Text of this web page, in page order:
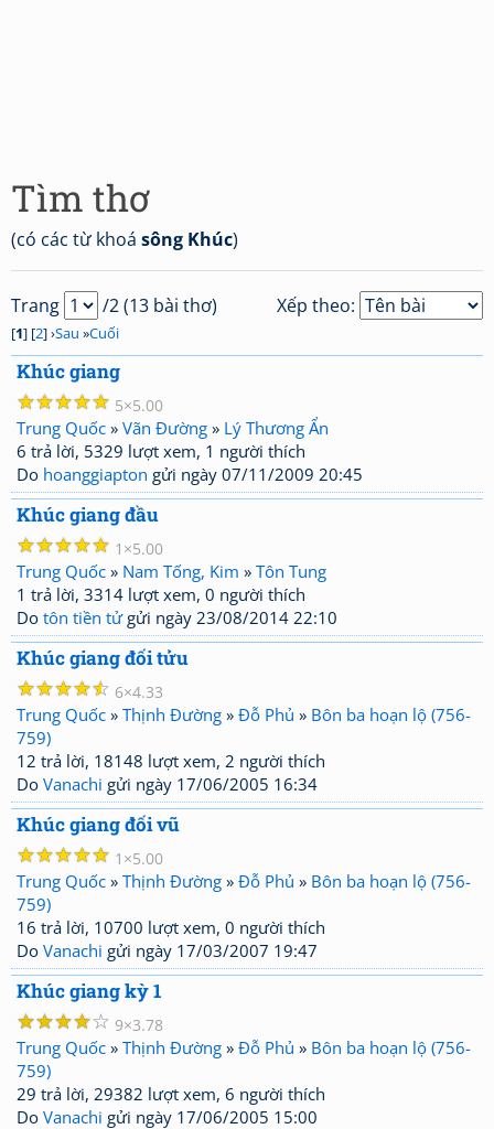
Tìm thơ
(có các từ khoá sông Khúc)
Xếp theo:
Trang /2 (13 bài thơ)
[1] [2] ›Sau »Cuối
Khúc giang
☆
☆
☆
☆
☆ 5 5.00
Trung Quốc » Vãn Đường » Lý Thương Ẩn
6 trả lời, 5329 lượt xem, 1 người thích
Do hoanggiapton gửi ngày 07/11/2009 20:45
Khúc giang đầu
☆
☆
☆
☆
☆ 1 5.00
Trung Quốc » Nam Tống, Kim » Tôn Tung
1 trả lời, 3314 lượt xem, 0 người thích
Do tôn tiền tửgửi ngày 23/08/2014 22:10
Khúc giang đối tửu
☆
☆
☆
☆
☆ 6 4.33
Trung Quốc » Thịnh Đường » Đỗ Phủ » Bôn ba hoạn lộ (756-
759)
12 trả lời, 18148 lượt xem, 2 người thích
Do Vanachi gửi ngày 17/06/2005 16:34
Khúc giang đối vũ
☆
☆
☆
☆
☆ 1 5.00
Trung Quốc » Thịnh Đường » Đỗ Phủ » Bôn ba hoạn lộ (756-
759)
16 trả lời, 10700 lượt xem, 0 người thích
Do Vanachi gửi ngày 17/03/2007 19:47
Khúc giang kỳ 1
☆
☆
☆
☆
☆ 9 3.78
Trung Quốc » Thịnh Đường » Đỗ Phủ » Bôn ba hoạn lộ (756-
759)
29 trả lời, 29382 lượt xem, 6 người thích
Do Vanachi gửi ngày 17/06/2005 15:00